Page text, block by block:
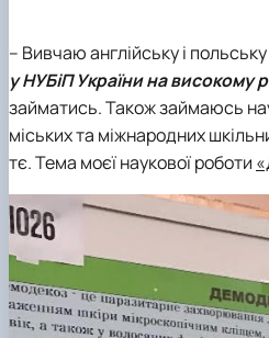
– Вивчаю англійську і
уНУБіП Українина високому
займатись. Також займаюсь
міських та міжнародних
тє. Тема моєї наукової роботи